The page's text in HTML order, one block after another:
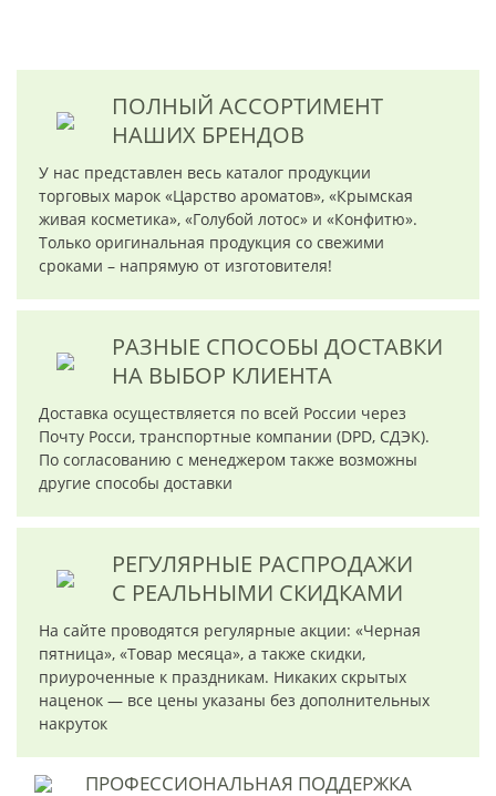
ПОЛНЫЙ АССОРТИМЕНТ
НАШИХ БРЕНДОВ
У нас представлен весь каталог продукции
торговых марок «Царство ароматов», «Крымская
живая косметика», «Голубой лотос» и «Конфитю».
Только оригинальная продукция со свежими
сроками – напрямую от изготовителя!
РАЗНЫЕ СПОСОБЫ ДОСТАВКИ
НА ВЫБОР КЛИЕНТА
Доставка осуществляется по всей России через
Почту Росси, транспортные компании (DPD, СДЭК).
По согласованию с менеджером также возможны
другие способы доставки
РЕГУЛЯРНЫЕ РАСПРОДАЖИ
С РЕАЛЬНЫМИ СКИДКАМИ
На сайте проводятся регулярные акции: «Черная
пятница», «Товар месяца», а также скидки,
приуроченные к праздникам. Никаких скрытых
наценок — все цены указаны без дополнительных
накруток
ПРОФЕССИОНАЛЬНАЯ ПОДДЕРЖКА